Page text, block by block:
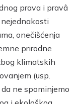
prava i pravâ
onečišćenja
prirodne
klimatskih
(usp.
da ne spominjemo